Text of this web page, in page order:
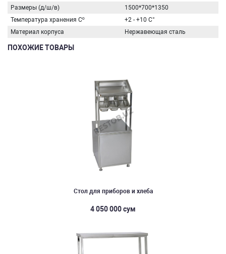
Размеры (д/ш/в)
1500*700*1350
Температура хранения Сº
+2 - +10 C°
Материал корпуса
Нержавеющая сталь
ПОХОЖИЕ ТОВАРЫ
Стол для приборов и хлеба
4 050 000 сум